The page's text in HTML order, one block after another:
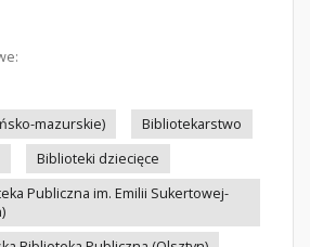
mazurskie)
Bibliotekarstwo
Biblioteki dziecięce
Publiczna im. Emilii Sukertowej-